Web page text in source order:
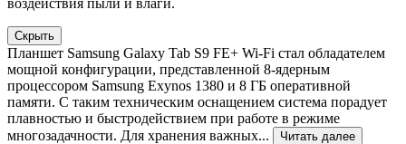
Скрыть
Планшет Samsung Galaxy Tab S9 FE+ Wi-Fi стал обладателем
мощной конфигурации, представленной 8-ядерным
процессором Samsung Exynos 1380 и 8 ГБ оперативной
памяти. С таким техническим оснащением система порадует
плавностью и быстродействием при работе в режиме
многозадачности. Для хранения важных...
Читать далее